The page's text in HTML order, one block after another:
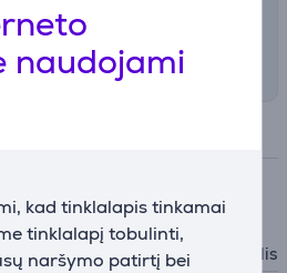
naudojami
kad tinklalapis tinkamai
tinklalapį tobulinti,
naršymo patirtį bei
galimi pristatymo būdai ir
Stalinis laikiklis